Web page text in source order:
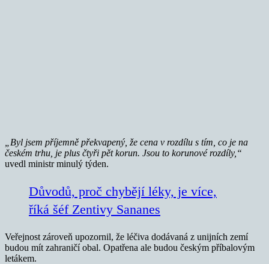
„Byl jsem příjemně překvapený, že cena v rozdílu s tím, co je na
českém trhu, je plus čtyři pět korun. Jsou to korunové rozdíly,“
uvedl ministr minulý týden.
Důvodů, proč chybějí léky, je více,
říká šéf Zentivy Sananes
Veřejnost zároveň upozornil, že léčiva dodávaná z unijních zemí
budou mít zahraničí obal. Opatřena ale budou českým příbalovým
letákem.